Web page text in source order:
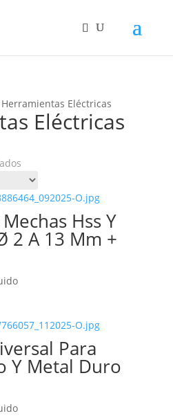
Eléctricas
Eléctricas
Hss Y
2 A 13 Mm +
Para
Y Metal Duro